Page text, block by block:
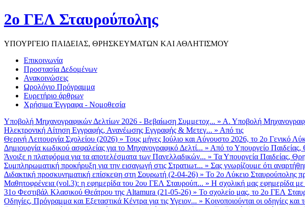
2ο ΓΕΛ Σταυρούπολης
ΥΠΟΥΡΓΕΙΟ ΠΑΙΔΕΙΑΣ, ΘΡΗΣΚΕΥΜΑΤΩΝ ΚΑΙ ΑΘΛΗΤΙΣΜΟΥ
Επικοινωνία
Προστασία Δεδομένων
Ανακοινώσεις
Ωρολόγιο Πρόγραμμα
Ευρετήριο άρθρων
Χρήσιμα Έγγραφα - Νομοθεσία
Υποβολή Μηχανογραφικών Δελτίων 2026 - Βεβαίωση Συμμετοχ... » Α. Υποβολή
Ηλεκτρονική Αίτηση Εγγραφής, Ανανέωσης Εγγραφής & Μετεγ... » Από τις
Θερινή Λειτουργία Σχολείου (2026) » Τους μήνες Ιούλιο και Αύγουστο 2026, το 2ο Γενικό
Δημιουργία κωδικού ασφαλείας για το Μηχανογραφικό Δελτί... » Από το Υπουργείο Παιδείας,
Άνοιξε η πλατφόρμα για τα αποτελέσματα των Πανελλαδικών... » Τα Υπουργεία Παιδείας,
Συμπληρωματική προκήρυξη για την εισαγωγή στις Στρατιωτ... » Σας γνωρίζουμε ότι
Διδακτική προσκυνηματική επίσκεψη στη Σουρωτή (2-04-26) » Το 2ο Λύκειο Σταυρούπολης
Μαθητοφρένεια (vol.3): η εφημερίδα του 2ου ΓΕΛ Σταυρούπ... » Η σχολική μας εφημερίδα
31ο Φεστιβάλ Κλασικού Θεάτρου της Altamura (21-05-26) » Το σχολείο μας, το 2ο ΓΕΛ
Οδηγίες, Πρόγραμμα και Εξεταστικά Κέντρα για τις Υγειον... » Κοινοποιούνται οι οδηγίες